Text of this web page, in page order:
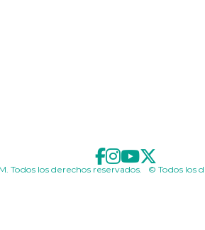
Todos los derechos reservados. © Todos los